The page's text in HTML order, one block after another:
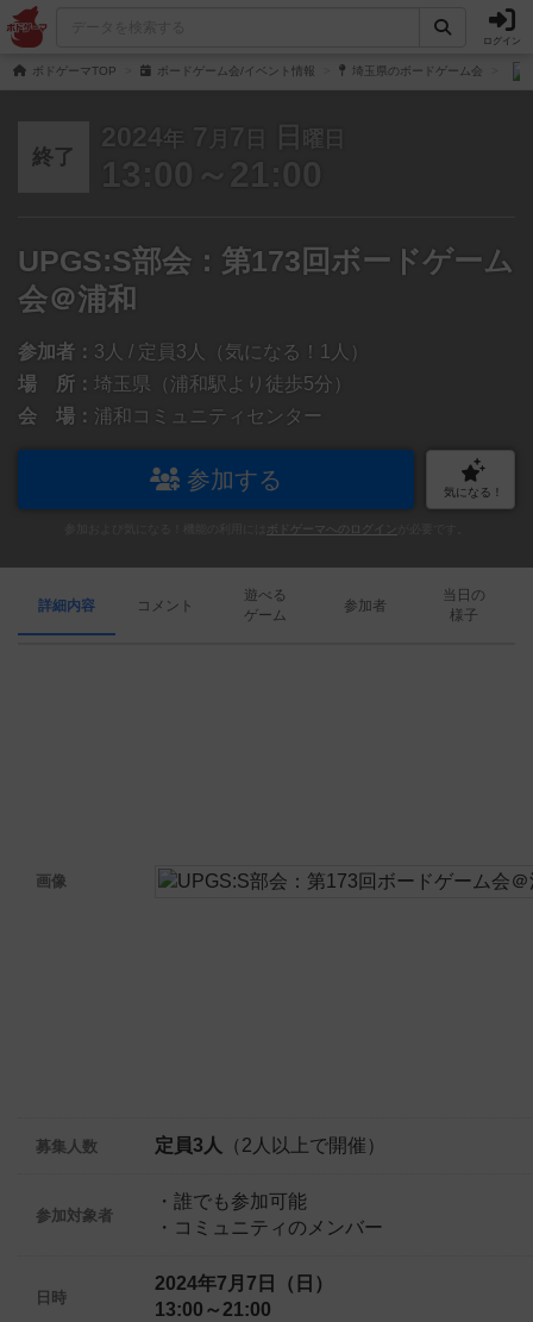
ログイン
ボドゲーマTOP ボードゲーム会/イベント情報 埼玉県のボードゲーム会
終了
2024年 7 月 7 日 日 曜日
13:00～21:00
UPGS:S部会：第173回ボードゲーム
会＠浦和
参加者： 3人 / 定員3人（気になる！1人）
場 所： 埼玉県（浦和駅より徒歩5分）
会 場： 浦和コミュニティセンター
参加する 気になる！
ボドゲーマへのログイン
詳細内容 コメント
遊べる
ゲーム
参加者
当日の
様子
画像
募集人数 定員3人 （2人以上で開催）
参加対象者
・誰でも参加可能
・コミュニティのメンバー
日時
2024年7月7日（日）
13:00～21:00